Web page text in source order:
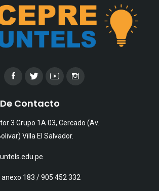
Contacto
3 Grupo 1A 03, Cercado (Av.
Villa El Salvador.
183 / 905 452 332